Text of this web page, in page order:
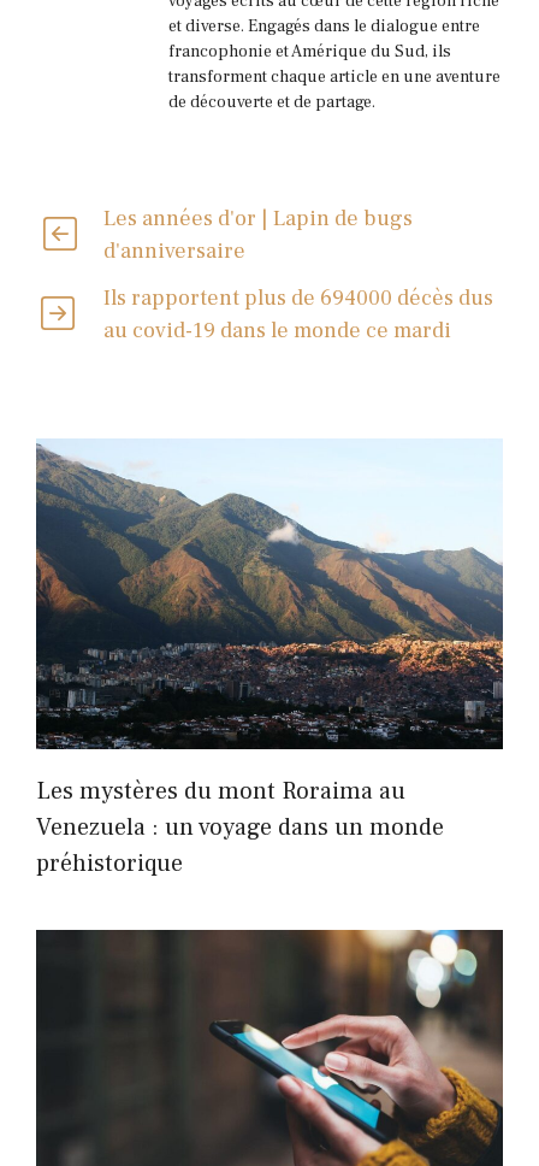
et diverse. Engagés dans le dialogue entre
francophonie et Amérique du Sud, ils
transforment chaque article en une aventure
de découverte et de partage.
Les années d'or | Lapin de bugs
d'anniversaire
Ils rapportent plus de 694000 décès dus
au covid-19 dans le monde ce mardi
Les mystères du mont Roraima au
Venezuela : un voyage dans un monde
préhistorique